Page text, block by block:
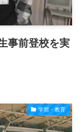
事前登校を実
学習・教育